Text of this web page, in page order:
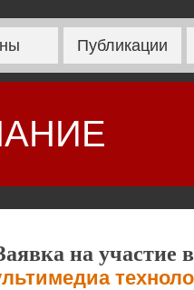
Публикации
на участие